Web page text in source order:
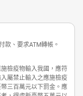
款、要求ATM轉帳。
檢疫物輸入我國，應符
屬禁止輸入之應施檢疫
三百萬元以下罰金。應